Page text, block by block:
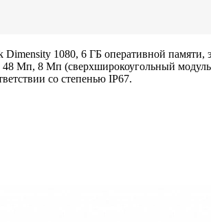
1080, 6 ГБ оперативной памяти,
Мп, 8 Мп (сверхширокоугольный
со степенью IP67.